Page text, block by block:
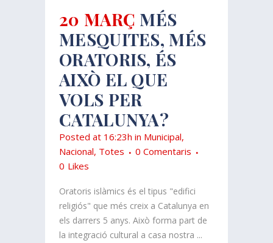
20 MARÇ MÉS
MESQUITES, MÉS
ORATORIS, ÉS
AIXÒ EL QUE
VOLS PER
CATALUNYA?
Posted at 16:23h in Municipal,
Nacional, Totes
0 Comentaris
0 Likes
Oratoris islàmics és el tipus "edifici
religiós" que més creix a Catalunya en
els darrers 5 anys. Això forma part de
la integració cultural a casa nostra ...